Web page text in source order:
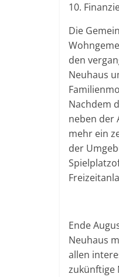
10.
Die
den
Neuhaus
Nachdem
neben der
mehr ein
der
Ende
Neuhaus
allen
zukünftige